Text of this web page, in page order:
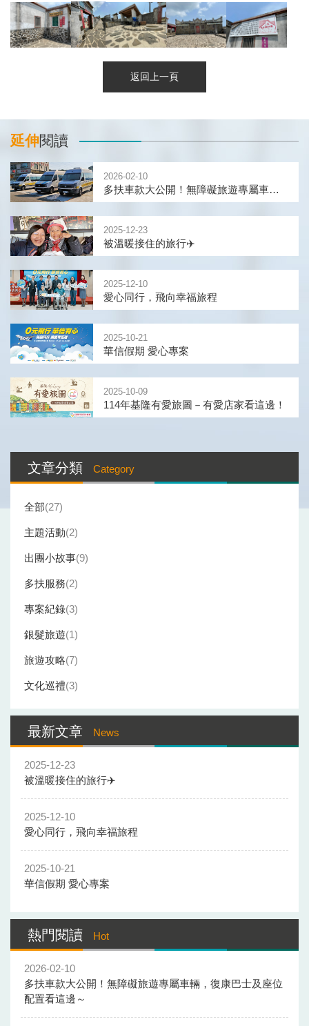
返回上一頁
延伸閱讀
2026-02-10
多扶車款大公開！無障礙旅遊專屬車輛，復康巴士及座位配置看這邊～
2025-12-23
被溫暖接住的旅行✈️
2025-12-10
愛心同行，飛向幸福旅程
2025-10-21
華信假期 愛心專案
2025-10-09
114年基隆有愛旅圖－有愛店家看這邊！
Blog
欄
文章分類 Category
全部 27
主題活動 2
出團小故事 9
多扶服務 2
專案紀錄 3
銀髮旅遊 1
旅遊攻略 7
文化巡禮 3
最新文章 News
2025-12-23
被溫暖接住的旅行✈️
2025-12-10
愛心同行，飛向幸福旅程
2025-10-21
華信假期 愛心專案
熱門閱讀 Hot
2026-02-10
多扶車款大公開！無障礙旅遊專屬車輛，復康巴士及座位
配置看這邊～